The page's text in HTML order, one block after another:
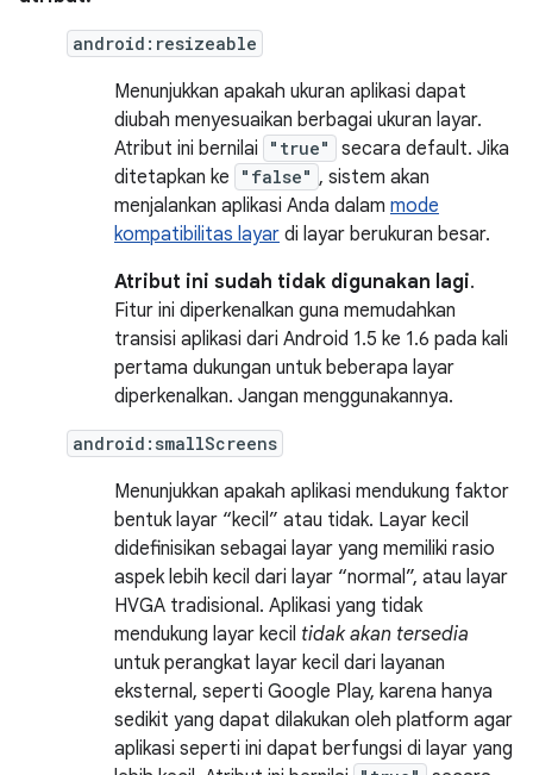
android:resizeable
Menunjukkan apakah ukuran aplikasi dapat
diubah menyesuaikan berbagai ukuran layar.
Atribut ini bernilai
"true"
secara default. Jika
ditetapkan ke
"false" , sistem akan
menjalankan aplikasi Anda dalam mode
kompatibilitas layar di layar berukuran besar.
Atribut ini sudah tidak digunakan lagi.
Fitur ini diperkenalkan guna memudahkan
transisi aplikasi dari Android 1.5 ke 1.6 pada kali
pertama dukungan untuk beberapa layar
diperkenalkan. Jangan menggunakannya.
android:smallScreens
Menunjukkan apakah aplikasi mendukung faktor
bentuk layar “kecil” atau tidak. Layar kecil
didefinisikan sebagai layar yang memiliki rasio
aspek lebih kecil dari layar “normal”, atau layar
HVGA tradisional. Aplikasi yang tidak
mendukung layar kecil tidak akan tersedia
untuk perangkat layar kecil dari layanan
eksternal, seperti Google Play, karena hanya
sedikit yang dapat dilakukan oleh platform agar
aplikasi seperti ini dapat berfungsi di layar yang